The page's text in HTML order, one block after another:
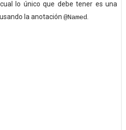
lo único que debe tener es una
la anotación @Named.